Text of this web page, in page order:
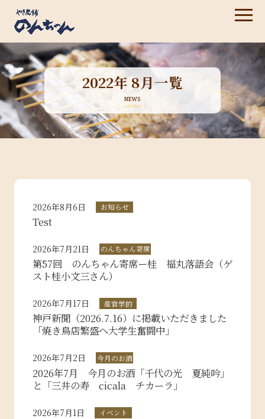
2022年 8月一覧
NEWS
2026年8月6日 お知らせ
Test
2026年7月21日 のんちゃん寄席
第57回 のんちゃん寄席ー桂 福丸落語会（ゲ
スト桂小文三さん）
2026年7月17日 産官学的
神戸新聞（2026.7.16）に掲載いただきました
「焼き鳥店繁盛へ大学生奮闘中」
2026年7月2日 今月のお酒
2026年7月 今月のお酒「千代の光 夏純吟」
と「三井の寿 cicala チカーラ」
2026年7月1日 イベント